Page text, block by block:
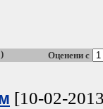
Оценени с
[10-02-